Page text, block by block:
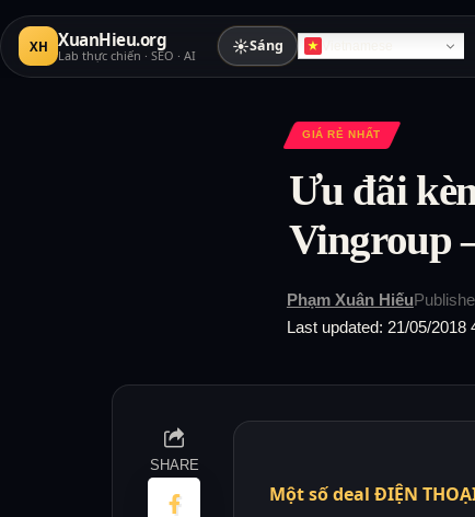
XH XuanHieu.org
Lab thực chiến · SEO · AI ☀Sáng
GIÁ RẺ NHẤT
Ưu đãi
Vingroup
Last updated: 21/05/2018
Phạm Xuân Hiếu
SHARE
Một số deal ĐIỆN THOẠI